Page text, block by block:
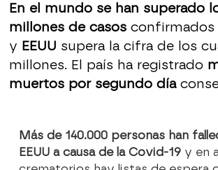
En el mundo se han superado
millones de casosconfirmados
y EEUU supera la cifra de los
millones. El país ha registrado
muertos por segundo día
Más de 140.000 personas han
EEUU a causa de la Covid-19 y en